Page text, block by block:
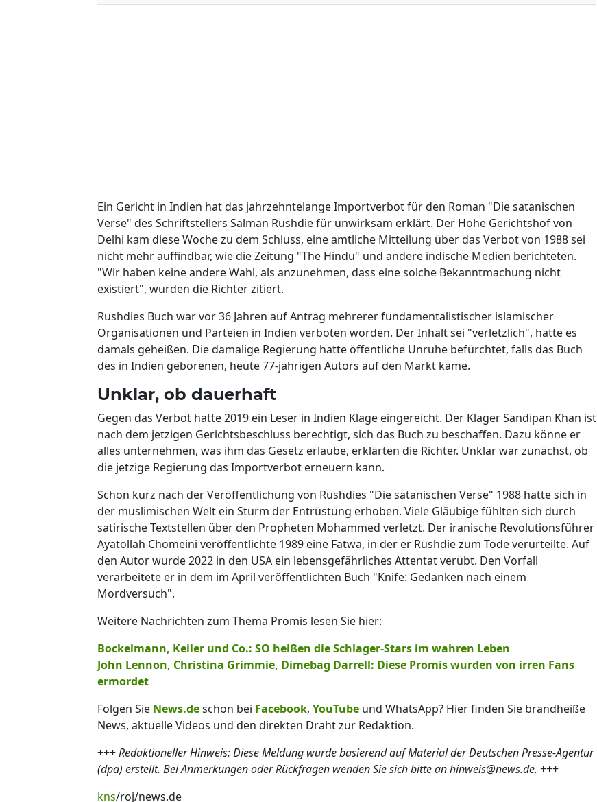
Ein Gericht in Indien hat das jahrzehntelange Importverbot für den Roman "Die satanischen
Verse" des Schriftstellers Salman Rushdie für unwirksam erklärt. Der Hohe Gerichtshof von
Delhi kam diese Woche zu dem Schluss, eine amtliche Mitteilung über das Verbot von 1988 sei
nicht mehr auffindbar, wie die Zeitung "The Hindu" und andere indische Medien berichteten.
"Wir haben keine andere Wahl, als anzunehmen, dass eine solche Bekanntmachung nicht
existiert", wurden die Richter zitiert.
Rushdies Buch war vor 36 Jahren auf Antrag mehrerer fundamentalistischer islamischer
Organisationen und Parteien in Indien verboten worden. Der Inhalt sei "verletzlich", hatte es
damals geheißen. Die damalige Regierung hatte öffentliche Unruhe befürchtet, falls das Buch
des in Indien geborenen, heute 77-jährigen Autors auf den Markt käme.
Unklar, ob dauerhaft
Gegen das Verbot hatte 2019 ein Leser in Indien Klage eingereicht. Der Kläger Sandipan Khan ist
nach dem jetzigen Gerichtsbeschluss berechtigt, sich das Buch zu beschaffen. Dazu könne er
alles unternehmen, was ihm das Gesetz erlaube, erklärten die Richter. Unklar war zunächst, ob
die jetzige Regierung das Importverbot erneuern kann.
Schon kurz nach der Veröffentlichung von Rushdies "Die satanischen Verse" 1988 hatte sich in
der muslimischen Welt ein Sturm der Entrüstung erhoben. Viele Gläubige fühlten sich durch
satirische Textstellen über den Propheten Mohammed verletzt. Der iranische Revolutionsführer
Ayatollah Chomeini veröffentlichte 1989 eine Fatwa, in der er Rushdie zum Tode verurteilte. Auf
den Autor wurde 2022 in den USA ein lebensgefährliches Attentat verübt. Den Vorfall
verarbeitete er in dem im April veröffentlichten Buch "Knife: Gedanken nach einem
Mordversuch".
Weitere Nachrichten zum Thema Promis lesen Sie hier:
Bockelmann, Keiler und Co.: SO heißen die Schlager-Stars im wahren Leben
John Lennon, Christina Grimmie, Dimebag Darrell: Diese Promis wurden von irren Fans
ermordet
Folgen Sie News.deschon bei Facebook, YouTube und WhatsApp? Hier finden Sie brandheiße
News, aktuelle Videos und den direkten Draht zur Redaktion.
+++Redaktioneller Hinweis: Diese Meldung wurde basierend auf Material der Deutschen Presse-Agentur
(dpa) erstellt. Bei Anmerkungen oder Rückfragen wenden Sie sich bitte an hinweis@news.de. +++
kns/roj/news.de